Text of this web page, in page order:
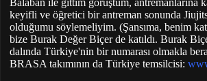
keyifli ve öğretici bir antreman sonunda
olduğumu söylemeliyim. (Şansıma, benim
bize Burak Değer Biçer de katıldı. Burak
dalında Türkiye'nin bir numarası olmakla
BRASA takımının da Türkiye temsilcisi: